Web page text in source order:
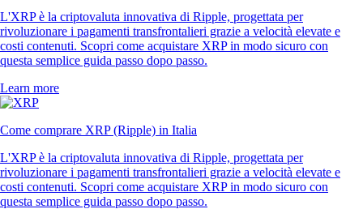
L'XRP è la criptovaluta innovativa di Ripple, progettata per
rivoluzionare i pagamenti transfrontalieri grazie a velocità elevate e
costi contenuti. Scopri come acquistare XRP in modo sicuro con
questa semplice guida passo dopo passo.
Learn more
Come comprare XRP (Ripple) in Italia
L'XRP è la criptovaluta innovativa di Ripple, progettata per
rivoluzionare i pagamenti transfrontalieri grazie a velocità elevate e
costi contenuti. Scopri come acquistare XRP in modo sicuro con
questa semplice guida passo dopo passo.